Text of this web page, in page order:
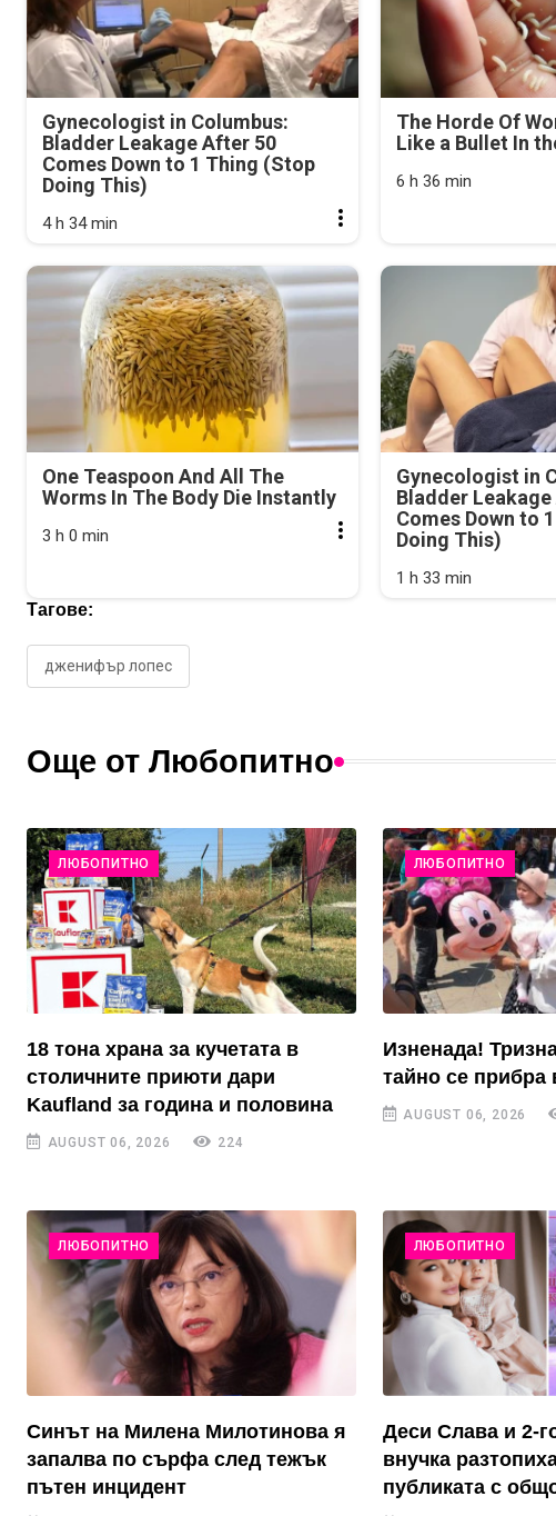
Gynecologist in Columbus:
Bladder Leakage After 50
Comes Down to 1 Thing (Stop
Doing This)
4 h 34 min
The Horde Of
Like a Bullet In
6 h 36 min
One Teaspoon And All The
Worms In The Body Die Instantly
3 h 0 min
Gynecologist in
Bladder
Comes Down to
Doing This)
1 h 33 min
Тагове:
дженифър лопес
Още от Любопитно
ЛЮБОПИТНО
18 тона храна за кучетата в
столичните приюти дари
Kaufland за година и половина
AUGUST 06, 2026 224
ЛЮБОПИТНО
Изненада!
тайно се прибра
AUGUST 06, 2026
ЛЮБОПИТНО
Синът на Милена Милотинова я
запалва по сърфа след тежък
пътен инцидент
ЛЮБОПИТНО
Деси Слава и 2-
внучка
публиката с